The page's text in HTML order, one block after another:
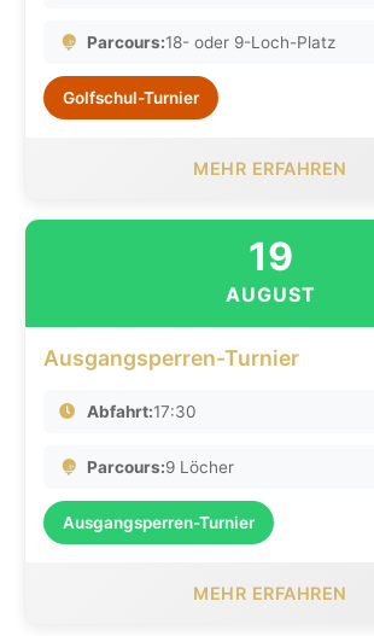
Parcours:18- oder 9-Loch-Platz
Golfschul-Turnier
MEHR ERFAHREN
19
AUGUST
Ausgangsperren-Turnier
Abfahrt:17:30
Parcours:9 Löcher
Ausgangsperren-Turnier
MEHR ERFAHREN